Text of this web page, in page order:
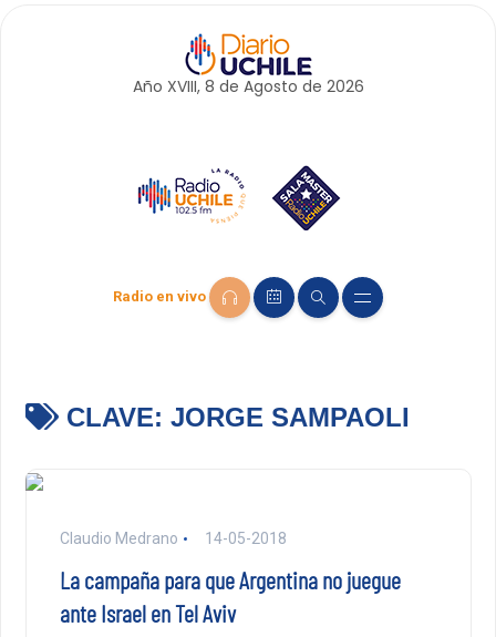
Año XVIII, 8 de Agosto de 2026
Radio en vivo
CLAVE: JORGE SAMPAOLI
Claudio Medrano 14-05-2018
La campaña para que Argentina no juegue
ante Israel en Tel Aviv